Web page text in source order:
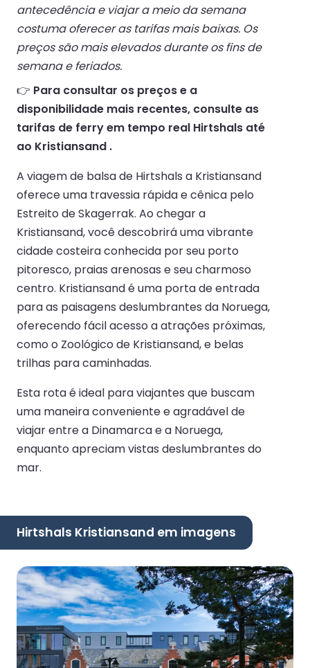
antecedência e viajar a meio da semana
costuma oferecer as tarifas mais baixas. Os
preços são mais elevados durante os fins de
semana e feriados.
👉 Para consultar os preços e a
disponibilidade mais recentes, consulte as
tarifas de ferry em tempo real Hirtshals até
ao Kristiansand .
A viagem de balsa de Hirtshals a Kristiansand
oferece uma travessia rápida e cênica pelo
Estreito de Skagerrak. Ao chegar a
Kristiansand, você descobrirá uma vibrante
cidade costeira conhecida por seu porto
pitoresco, praias arenosas e seu charmoso
centro. Kristiansand é uma porta de entrada
para as paisagens deslumbrantes da Noruega,
oferecendo fácil acesso a atrações próximas,
como o Zoológico de Kristiansand, e belas
trilhas para caminhadas.
Esta rota é ideal para viajantes que buscam
uma maneira conveniente e agradável de
viajar entre a Dinamarca e a Noruega,
enquanto apreciam vistas deslumbrantes do
mar.
Hirtshals Kristiansand em imagens